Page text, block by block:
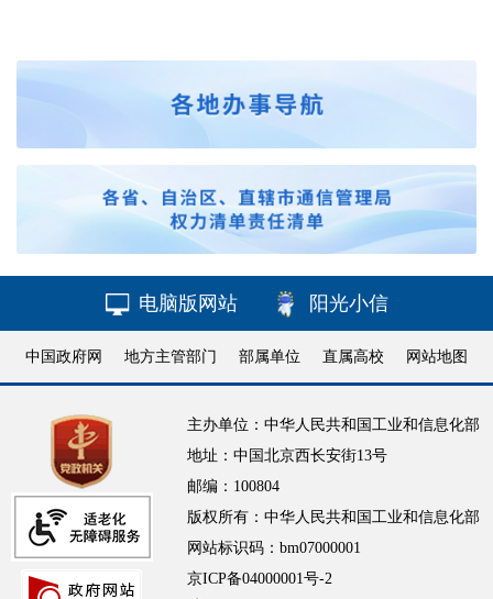
电脑版网站 阳光小信
中国政府网 地方主管部门 部属单位 直属高校 网站地图
主办单位：中华人民共和国工业和信息化部
地址：中国北京西长安街13号
邮编：100804
版权所有：中华人民共和国工业和信息化部
网站标识码：bm07000001
京ICP备04000001号-2